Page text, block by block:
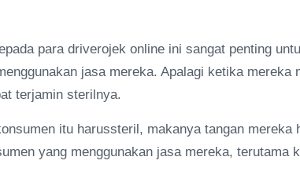
para driverojek online ini sangat penting
jasa mereka. Apalagi ketika mereka
terjamin sterilnya.
itu harussteril, makanya tangan
yang menggunakan jasa mereka, terutama